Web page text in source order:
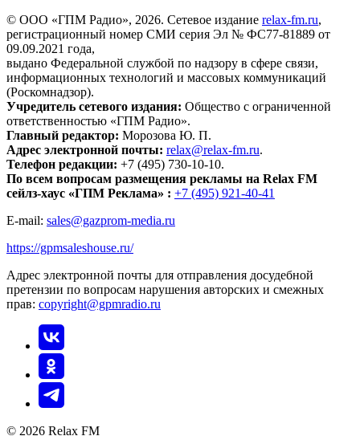
© ООО «ГПМ Радио», 2026. Сетевое издание relax-fm.ru,
регистрационный номер СМИ серия Эл № ФС77-81889 от
09.09.2021 года,
выдано Федеральной службой по надзору в сфере связи,
информационных технологий и массовых коммуникаций
(Роскомнадзор).
Учредитель сетевого издания: Общество с ограниченной
ответственностью «ГПМ Радио».
Главный редактор: Морозова Ю. П.
Адрес электронной почты: relax@relax-fm.ru.
Телефон редакции: +7 (495) 730-10-10.
По всем вопросам размещения рекламы на Relax FM
сейлз-хаус «ГПМ Реклама» : +7 (495) 921-40-41
E-mail: sales@gazprom-media.ru
https://gpmsaleshouse.ru/
Адрес электронной почты для отправления досудебной
претензии по вопросам нарушения авторских и смежных
прав: copyright@gpmradio.ru
© 2026 Relax FM